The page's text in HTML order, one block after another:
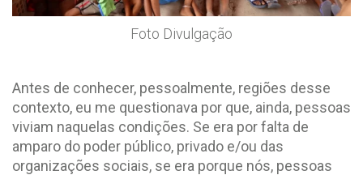
Foto Divulgação
Antes de conhecer, pessoalmente, regiões desse
contexto, eu me questionava por que, ainda, pessoas
viviam naquelas condições. Se era por falta de
amparo do poder público, privado e/ou das
organizações sociais, se era porque nós, pessoas